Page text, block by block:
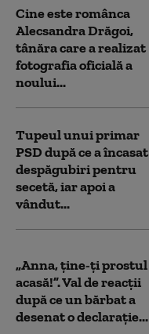
Cine este românca
Alecsandra Drăgoi,
tânăra care a realizat
fotografia oficială a
noului...
Tupeul unui primar
PSD după ce a încasat
despăgubiri pentru
secetă, iar apoi a
vândut...
„Anna, ţine-ţi prostul
acasă!”. Val de reacții
după ce un bărbat a
desenat o declarație...